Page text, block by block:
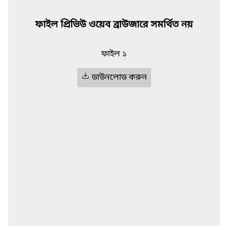
ফাইল প্রিভিউ ওয়েব ব্রাউজারে সমর্থিত নয়
ফাইল ১
ডাউনলোড করুন